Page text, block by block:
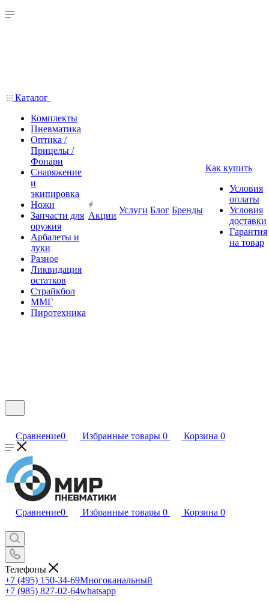
Каталог
Комплекты
Пневматика
Оптика /
Прицелы /
Фонари
Снаряжение
и
экипировка
Ножи
Запчасти для
оружия
Арбалеты и
луки
Разное
Ликвидация
остатков
Страйкбол
ММГ
Пиротехника
Акции
Услуги Блог Бренды
Как купить
Условия
оплаты
Условия
доставки
Гарантия
на товар
Сравнение0 Избранные товары 0 Корзина 0
Сравнение0 Избранные товары 0 Корзина 0
Телефоны
+7 (495) 150-34-69Многоканальный
+7 (985) 827-02-64whatsapp